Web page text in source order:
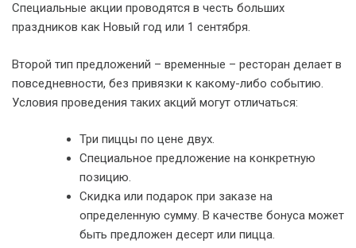
Специальные акции проводятся в честь больших
праздников как Новый год или 1 сентября.
Второй тип предложений – временные – ресторан делает в
повседневности, без привязки к какому-либо событию.
Условия проведения таких акций могут отличаться:
Три пиццы по цене двух.
Специальное предложение на конкретную
позицию.
Скидка или подарок при заказе на
определенную сумму. В качестве бонуса может
быть предложен десерт или пицца.